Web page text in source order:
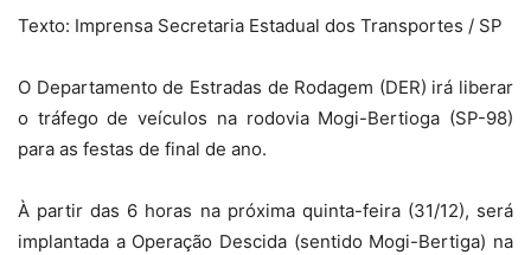
Texto: Imprensa Secretaria Estadual dos Transportes / SP
O Departamento de Estradas de Rodagem (DER) irá liberar
o tráfego de veículos na rodovia Mogi-Bertioga (SP-98)
para as festas de final de ano.
À partir das 6 horas na próxima quinta-feira (31/12), será
implantada a Operação Descida (sentido Mogi-Bertiga) na